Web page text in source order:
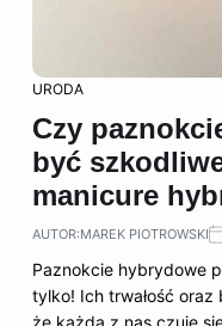
URODA
Czy
być
manicure
AUTOR:MAREK PIOTROWSKI
Paznokcie hybrydowe
tylko! Ich trwałość oraz
że każda z nas czuje